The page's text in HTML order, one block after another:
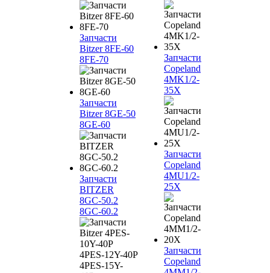
Запчасти
Bitzer 8FE-60
8FE-70
Запчасти
Bitzer 8GE-50
8GE-60
Запчасти
BITZER
8GC-50.2
8GC-60.2
Запчасти
Copeland
4MK1/2-
35X
Запчасти
Copeland
4MU1/2-
25X
Запчасти
Copeland